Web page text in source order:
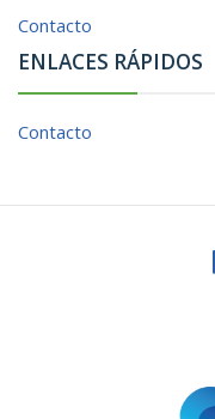
Contacto
ENLACES RÁPIDOS
Contacto